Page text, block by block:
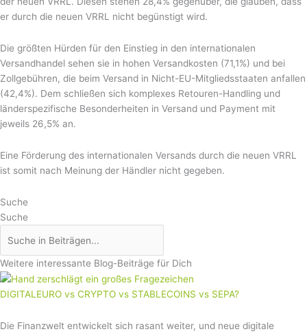
er durch die neuen VRRL nicht begünstigt wird.
Die größten Hürden für den Einstieg in den internationalen
Versandhandel sehen sie in hohen Versandkosten (71,1%) und bei
Zollgebühren, die beim Versand in Nicht-EU-Mitgliedsstaaten anfallen
(42,4%). Dem schließen sich komplexes Retouren-Handling und
länderspezifische Besonderheiten in Versand und Payment mit
jeweils 26,5% an.
Eine Förderung des internationalen Versands durch die neuen VRRL
ist somit nach Meinung der Händler nicht gegeben.
Suche
Suche
Weitere interessante Blog-Beiträge für Dich
DIGITALEURO vs CRYPTO vs STABLECOINS vs SEPA?
Die Finanzwelt entwickelt sich rasant weiter, und neue digitale